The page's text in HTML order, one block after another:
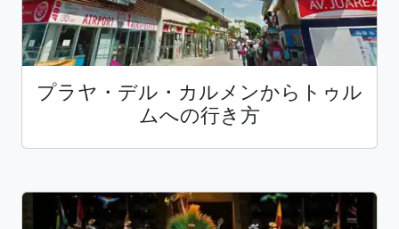
プラヤ・デル・カルメンからトゥル
ムへの行き方